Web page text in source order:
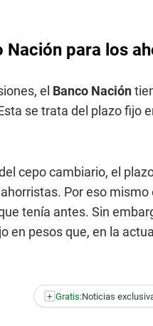
Nación para los
el Banco Nación
se trata del plazo fijo
cepo cambiario, el
Por eso mismo
tenía antes. Sin
en pesos que, en la
+ Gratis:Noticias